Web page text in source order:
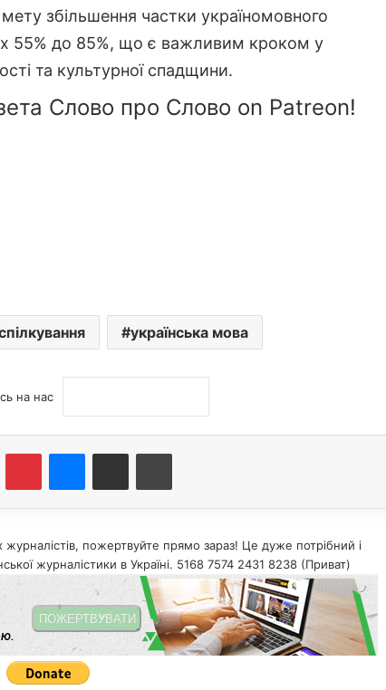
збільшення частки україномовного
55% до 85%, що є важливим кроком у
та культурної спадщини.
Слово про Слово on Patreon!
українська мова
на нас
Поділитися електронною поштою
пожертвуйте прямо зараз! Це дуже потрібний і
журналістики в Україні. 5168 7574 2431 8238 (Приват)